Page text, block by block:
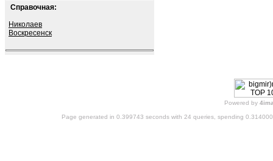
Справочная:
Николаев
Воскресенск
Powered by
Page generated in 0.399743 seconds with 24 queries, spending